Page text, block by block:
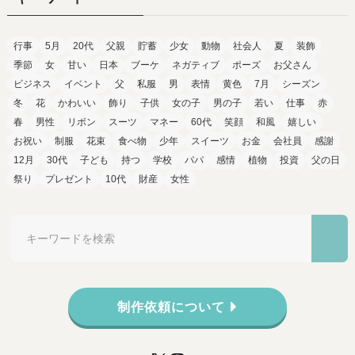
行事 5月 20代 父親 貯蓄 少女 動物 社会人 夏
装飾
季節
女 甘い 日本 ブーケ ネガティブ ポーズ
お父さん
ビジネス
イベント 父 私服 男 表情 黄色 7月
シーズン
冬
花 かわいい 飾り 子供 女の子 男の子 若い 仕事
赤
春
男性 リボン スーツ マネー 60代 笑顔 和風
嬉しい
お祝い
制服 花束 食べ物 少年 スイーツ お金 会社員
感謝
12月
30代 子ども 持つ 学校 パパ 感情 植物 投資
父の日
祭り
プレゼント 10代 財産 女性
制作依頼について